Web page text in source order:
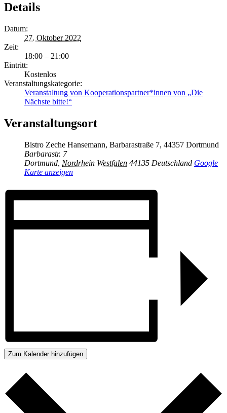
Details
Datum:
27. Oktober 2022
Zeit:
18:00 – 21:00
Eintritt:
Kostenlos
Veranstaltungskategorie:
Veranstaltung von Kooperationspartner*innen von „Die
Nächste bitte!“
Veranstaltungsort
Bistro Zeche Hansemann, Barbarastraße 7, 44357 Dortmund
Barbarastr. 7
Dortmund Nordrhein Westfalen 44135 Deutschland Google
Karte anzeigen
Zum Kalender hinzufügen